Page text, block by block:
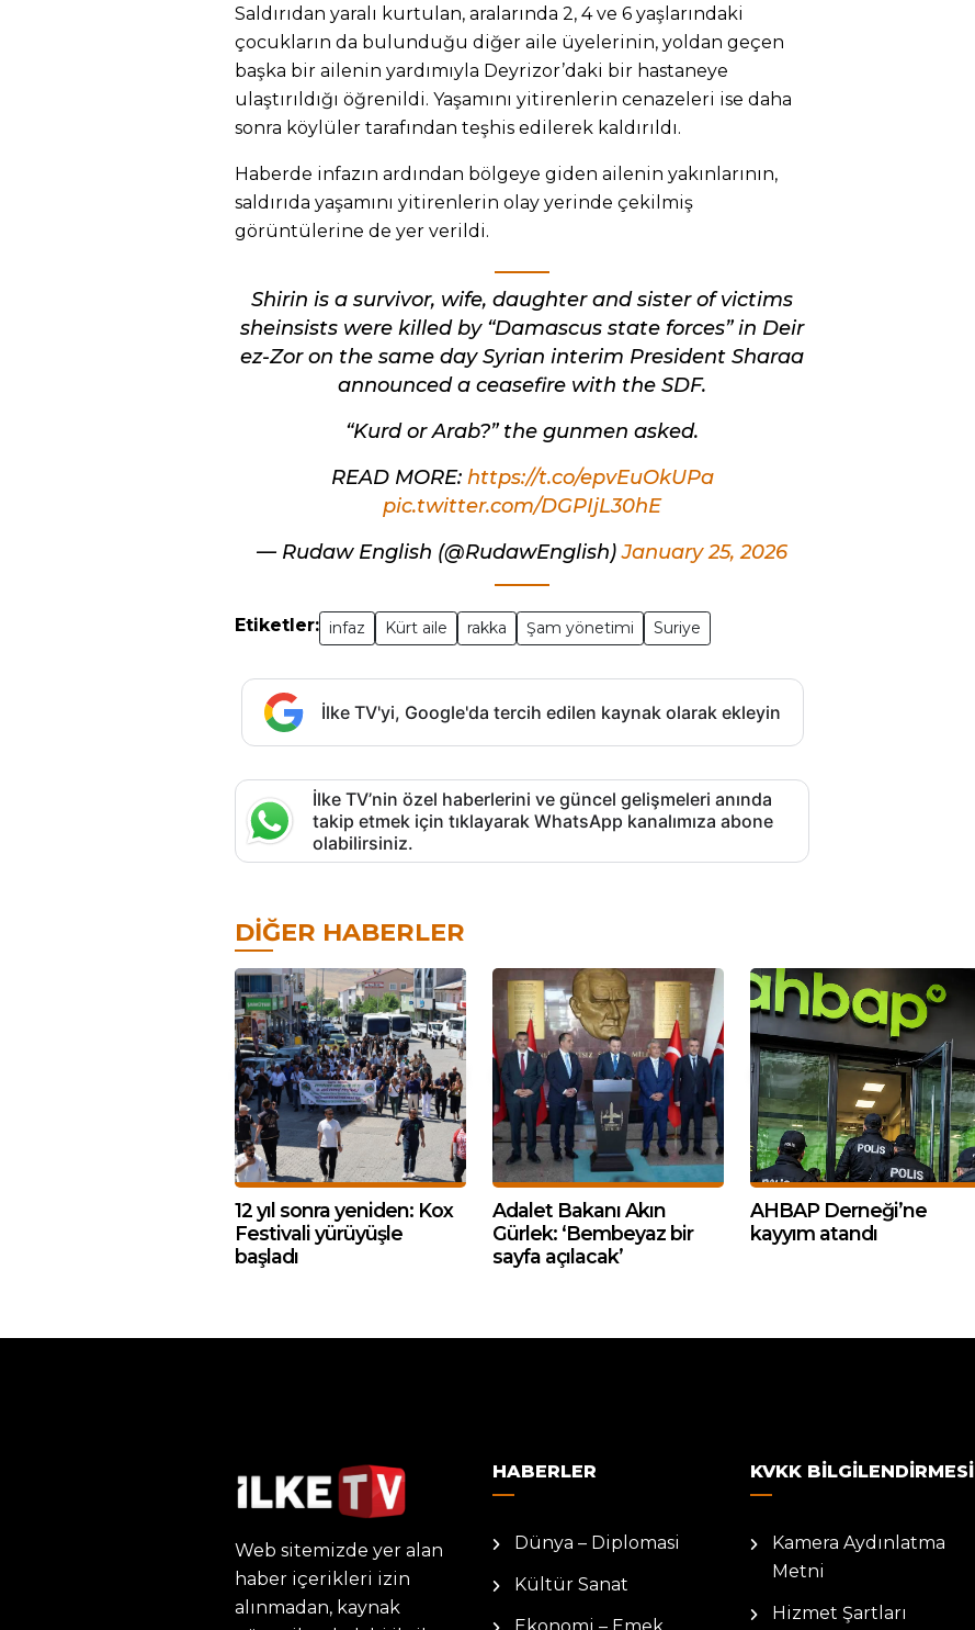
Saldırıdan yaralı kurtulan, aralarında 2, 4 ve 6 yaşlarındaki
çocukların da bulunduğu diğer aile üyelerinin, yoldan geçen
başka bir ailenin yardımıyla Deyrizor’daki bir hastaneye
ulaştırıldığı öğrenildi. Yaşamını yitirenlerin cenazeleri ise daha
sonra köylüler tarafından teşhis edilerek kaldırıldı.
Haberde infazın ardından bölgeye giden ailenin yakınlarının,
saldırıda yaşamını yitirenlerin olay yerinde çekilmiş
görüntülerine de yer verildi.
Shirin is a survivor, wife, daughter and sister of victims
sheinsists were killed by “Damascus state forces” in Deir
ez-Zor on the same day Syrian interim President Sharaa
announced a ceasefire with the SDF.
“Kurd or Arab?” the gunmen asked.
READ MORE: https://t.co/epvEuOkUPa
pic.twitter.com/DGPIjL30hE
— Rudaw English (@RudawEnglish)January 25, 2026
Etiketler: infaz Kürt aile rakka Şam yönetimi Suriye
İlke TV'yi, Google'da tercih edilen kaynak olarak ekleyin
İlke TV’nin özel haberlerini ve güncel gelişmeleri anında
takip etmek için tıklayarak WhatsApp kanalımıza abone
olabilirsiniz.
DIĞER HABERLER
12 yıl sonra yeniden: Kox
Festivali yürüyüşle
başladı
Adalet Bakanı Akın
Gürlek: ‘Bembeyaz bir
sayfa açılacak’
AHBAP Derneği’ne
kayyım atandı
Web sitemizde yer alan
haber içerikleri izin
alınmadan, kaynak
HABERLER
Dünya – Diplomasi
Kültür Sanat
Ekonomi – Emek
KVKK BILGILENDIRMESI
Kamera Aydınlatma
Metni
Hizmet Şartları